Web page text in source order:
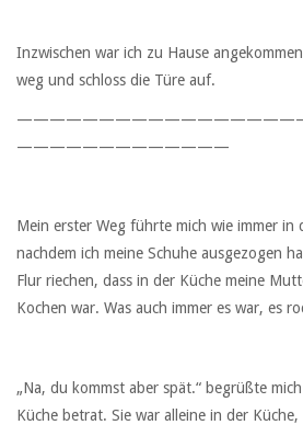
Inzwischen war ich zu Hause
weg und schloss die Türe auf.
—————————————
Mein erster Weg führte mich wie immer in
nachdem ich meine Schuhe ausgezogen
Flur riechen, dass in der Küche meine
Kochen war. Was auch immer es war, es
„Na, du kommst aber spät.“ begrüßte
Küche betrat. Sie war alleine in der